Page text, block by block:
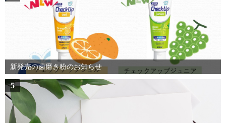
新発売の歯磨き粉のお知らせ
5